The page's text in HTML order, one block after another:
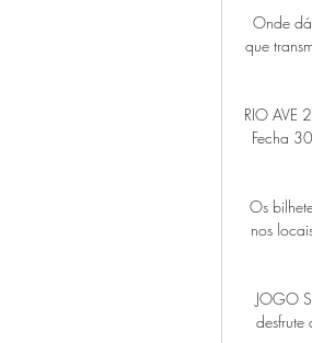
Onde
que
RIO AVE
Fecha
Os
nos
JOGO
desfrute